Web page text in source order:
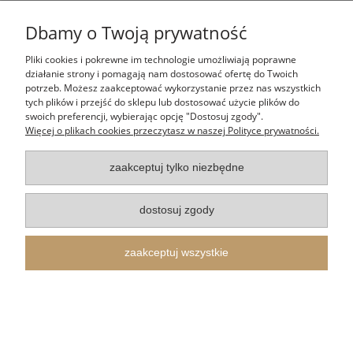
delikatne przedmioty, dlatego zapewniamy Cię o
starannym i bezpiecznym pakowaniu paczki.
Większość zamówień wysyłamy już w ciągu 24 h i
pozostajemy w kontakcie, informując Cię o etapach
realizacji. Oferujemy wysyłkę za pośrednictwem firm
kurierskich, oraz do wybranych przez Ciebie punktów
odbioru takich jak paczkomaty Inpost. Dzięki temu
odbierzesz swoje zamówienie tak jak Ci wygodnie.
Dbamy o Twoją prywatność
Pliki cookies i pokrewne im technologie umożliwiają poprawne
działanie strony i pomagają nam dostosować ofertę do Twoich
potrzeb. Możesz zaakceptować wykorzystanie przez nas wszystkich
tych plików i przejść do sklepu lub dostosować użycie plików do
swoich preferencji, wybierając opcję "Dostosuj zgody".
Więcej o plikach cookies przeczytasz w naszej Polityce prywatności.
zaakceptuj tylko niezbędne
dostosuj zgody
zaakceptuj wszystkie